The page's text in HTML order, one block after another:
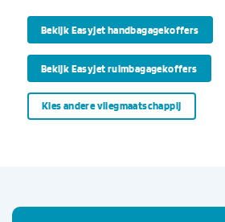
Bekijk Easyjet handbagagekoffers
Bekijk Easyjet ruimbagagekoffers
Kies andere vliegmaatschappij